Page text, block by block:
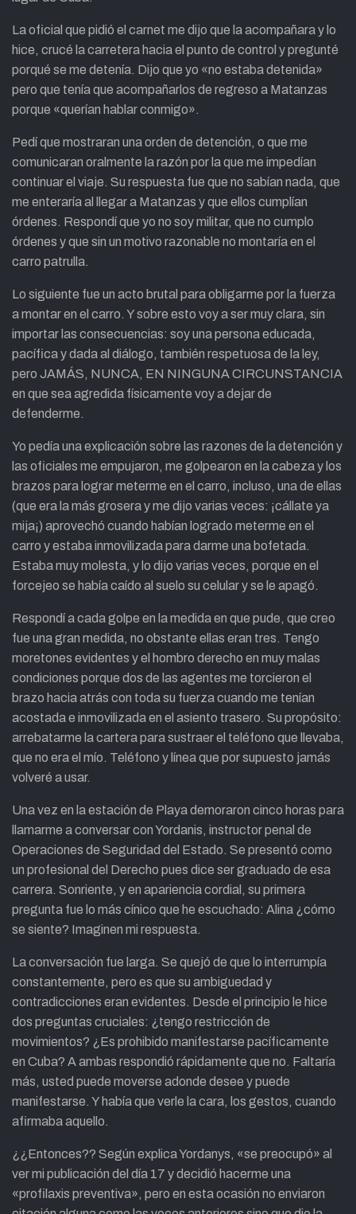
La oficial que pidió el carnet me dijo que la acompañara y lo
hice, crucé la carretera hacia el punto de control y pregunté
porqué se me detenía. Dijo que yo «no estaba detenida»
pero que tenía que acompañarlos de regreso a Matanzas
porque «querían hablar conmigo».
Pedí que mostraran una orden de detención, o que me
comunicaran oralmente la razón por la que me impedían
continuar el viaje. Su respuesta fue que no sabían nada, que
me enteraría al llegar a Matanzas y que ellos cumplían
órdenes. Respondí que yo no soy militar, que no cumplo
órdenes y que sin un motivo razonable no montaría en el
carro patrulla.
Lo siguiente fue un acto brutal para obligarme por la fuerza
a montar en el carro. Y sobre esto voy a ser muy clara, sin
importar las consecuencias: soy una persona educada,
pacífica y dada al diálogo, también respetuosa de la ley,
pero JAMÁS, NUNCA, EN NINGUNA CIRCUNSTANCIA
en que sea agredida físicamente voy a dejar de
defenderme.
Yo pedía una explicación sobre las razones de la detención y
las oficiales me empujaron, me golpearon en la cabeza y los
brazos para lograr meterme en el carro, incluso, una de ellas
(que era la más grosera y me dijo varias veces: ¡cállate ya
mija¡) aprovechó cuando habían logrado meterme en el
carro y estaba inmovilizada para darme una bofetada.
Estaba muy molesta, y lo dijo varias veces, porque en el
forcejeo se había caído al suelo su celular y se le apagó.
Respondí a cada golpe en la medida en que pude, que creo
fue una gran medida, no obstante ellas eran tres. Tengo
moretones evidentes y el hombro derecho en muy malas
condiciones porque dos de las agentes me torcieron el
brazo hacia atrás con toda su fuerza cuando me tenían
acostada e inmovilizada en el asiento trasero. Su propósito:
arrebatarme la cartera para sustraer el teléfono que llevaba,
que no era el mío. Teléfono y línea que por supuesto jamás
volveré a usar.
Una vez en la estación de Playa demoraron cinco horas para
llamarme a conversar con Yordanis, instructor penal de
Operaciones de Seguridad del Estado. Se presentó como
un profesional del Derecho pues dice ser graduado de esa
carrera. Sonriente, y en apariencia cordial, su primera
pregunta fue lo más cínico que he escuchado: Alina ¿cómo
se siente? Imaginen mi respuesta.
La conversación fue larga. Se quejó de que lo interrumpía
constantemente, pero es que su ambiguedad y
contradicciones eran evidentes. Desde el principio le hice
dos preguntas cruciales: ¿tengo restricción de
movimientos? ¿Es prohibido manifestarse pacíficamente
en Cuba? A ambas respondió rápidamente que no. Faltaría
más, usted puede moverse adonde desee y puede
manifestarse. Y había que verle la cara, los gestos, cuando
afirmaba aquello.
¿¿Entonces?? Según explica Yordanys, «se preocupó» al
ver mi publicación del día 17 y decidió hacerme una
«profilaxis preventiva», pero en esta ocasión no enviaron